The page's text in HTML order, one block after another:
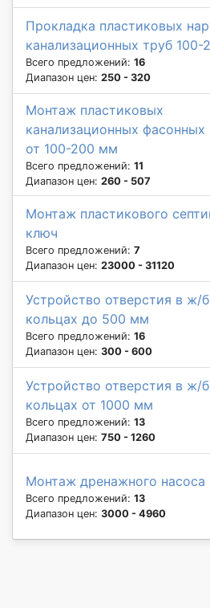
Прокладка пластиковых
канализационных труб
Всего предложений: 16
Диапазон цен: 250 - 320
Монтаж пластиковых
канализационных фасонных
от 100-200 мм
Всего предложений: 11
Диапазон цен: 260 - 507
Монтаж пластикового
ключ
Всего предложений: 7
Диапазон цен: 23000 - 31120
Устройство отверстия в ж/б
кольцах до 500 мм
Всего предложений: 16
Диапазон цен: 300 - 600
Устройство отверстия в ж/б
кольцах от 1000 мм
Всего предложений: 13
Диапазон цен: 750 - 1260
Монтаж дренажного насоса
Всего предложений: 13
Диапазон цен: 3000 - 4960